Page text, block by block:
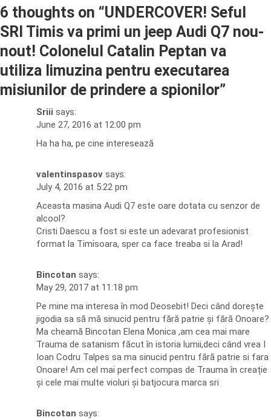
6 thoughts on “UNDERCOVER! Seful
SRI Timis va primi un jeep Audi Q7 nou-
nout! Colonelul Catalin Peptan va
utiliza limuzina pentru executarea
misiunilor de prindere a spionilor”
Sriii says:
June 27, 2016 at 12:00 pm
Ha ha ha, pe cine interesează
valentinspasov says:
July 4, 2016 at 5:22 pm
Aceasta masina Audi Q7 este oare dotata cu senzor de
alcool?
Cristi Daescu a fost si este un adevarat profesionist
format la Timisoara, sper ca face treaba si la Arad!
Bincotan says:
May 29, 2017 at 11:18 pm
Pe mine ma interesa în mod Deosebit! Deci când dorește
jigodia sa să mă sinucid pentru fără patrie și fără Onoare?
Ma cheamă Bincotan Elena Monica ,am cea mai mare
Trauma de satanism făcut în istoria lumii,deci când vrea I
Ioan Codru Talpes sa ma sinucid pentru fără patrie si fara
Onoare! Am cel mai perfect compas de Trauma în creație
și cele mai multe violuri și batjocura marca sri
Bincotan says: